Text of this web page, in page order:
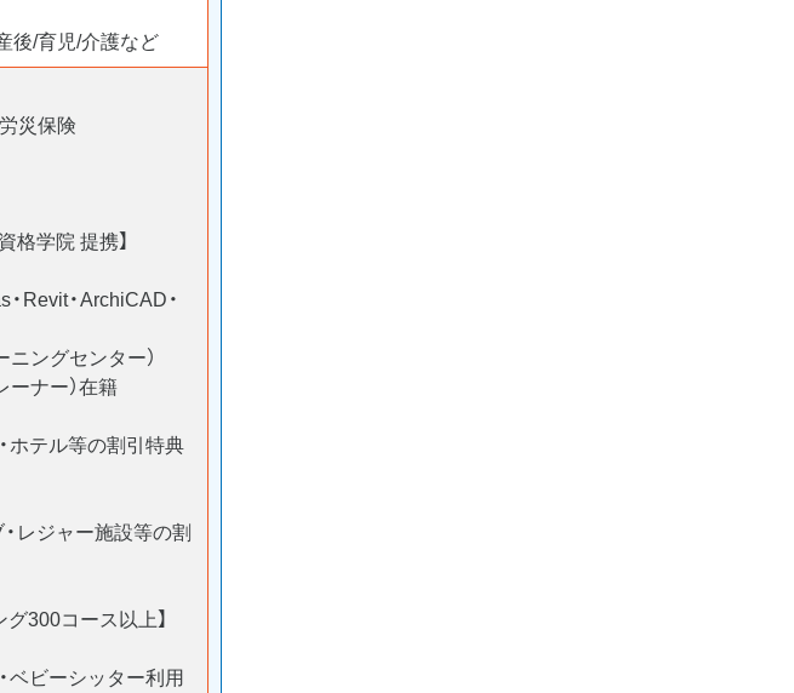
後/育児/介護など
災保険
格学院 提携】
Revit・ArchiCAD・
ングセンター）
ナー）在籍
ホテル等の割引特典
レジャー施設等の割
300コース以上】
ベビーシッター利用